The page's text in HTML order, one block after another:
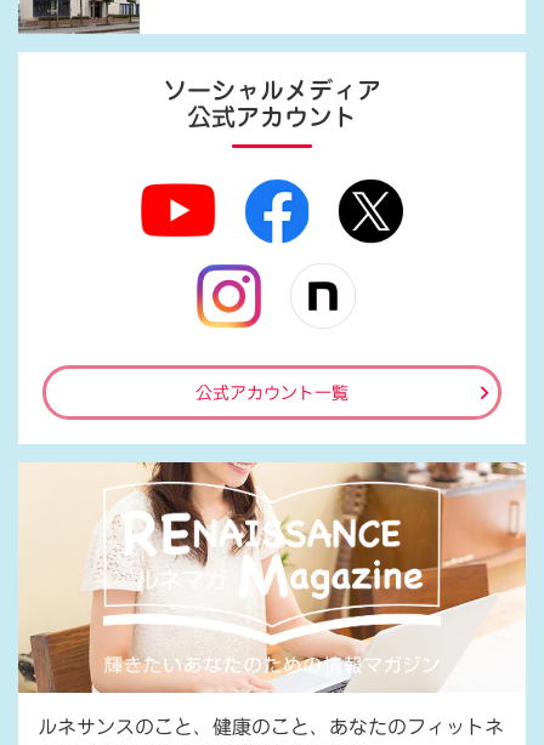
ソーシャルメディア
公式アカウント
公式アカウント一覧
ルネサンスのこと、健康のこと、あなたのフィットネ